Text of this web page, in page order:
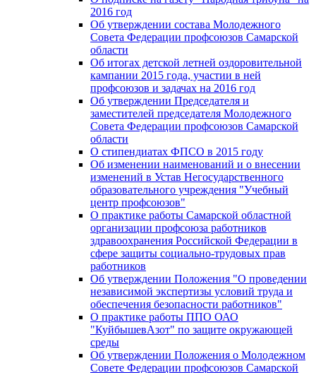
2016 год
Об утверждении состава Молодежного
Совета Федерации профсоюзов Самарской
области
Об итогах детской летней оздоровительной
кампании 2015 года, участии в ней
профсоюзов и задачах на 2016 год
Об утверждении Председателя и
заместителей председателя Молодежного
Совета Федерации профсоюзов Самарской
области
О стипендиатах ФПСО в 2015 году
Об изменении наименований и о внесении
изменений в Устав Негосударственного
образовательного учреждения "Учебный
центр профсоюзов"
О практике работы Самарской областной
организации профсоюза работников
здравоохранения Российской Федерации в
сфере защиты социально-трудовых прав
работников
Об утверждении Положения "О проведении
независимой экспертизы условий труда и
обеспечения безопасности работников"
О практике работы ППО ОАО
"КуйбышевАзот" по защите окружающей
среды
Об утверждении Положения о Молодежном
Совете Федерации профсоюзов Самарской